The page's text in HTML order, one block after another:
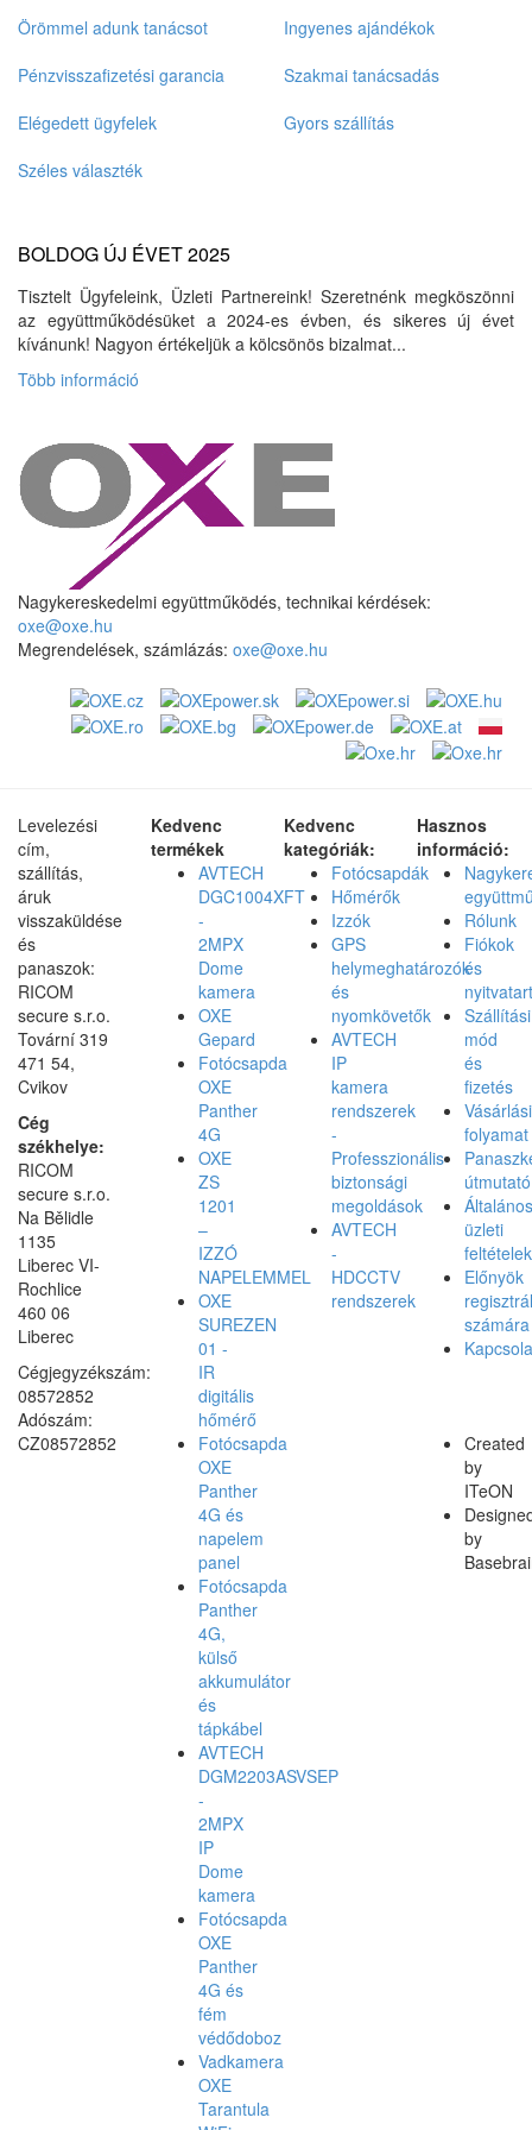
Örömmel adunk tanácsot
Ingyenes ajándékok
Pénzvisszafizetési garancia
Szakmai tanácsadás
Elégedett ügyfelek
Gyors szállítás
Széles választék
BOLDOG ÚJ ÉVET 2025
Tisztelt Ügyfeleink, Üzleti Partnereink! Szeretnénk megköszönni
az együttműködésüket a 2024-es évben, és sikeres új évet
kívánunk! Nagyon értékeljük a kölcsönös bizalmat...
Több információ
Nagykereskedelmi együttműködés, technikai kérdések:
oxe@oxe.hu
Megrendelések, számlázás: oxe@oxe.hu
Levelezési
cím,
szállítás,
áruk
visszaküldése
és
panaszok:
RICOM
secure s.r.o.
Tovární 319
471 54,
Cvikov
Cég
székhelye:
RICOM
secure s.r.o.
Na Bělidle
1135
Liberec VI-
Rochlice
460 06
Liberec
Cégjegyzékszám:
08572852
Adószám:
CZ08572852
Kedvenc
termékek
AVTECH
DGC1004XFT
-
2MPX
Dome
kamera
OXE
Gepard
Fotócsapda
OXE
Panther
4G
OXE
ZS
1201
–
IZZÓ
NAPELEMMEL
OXE
SUREZEN
01 -
IR
digitális
hőmérő
Fotócsapda
OXE
Panther
4G és
napelem
panel
Fotócsapda
Panther
4G,
külső
akkumulátor
és
tápkábel
AVTECH
DGM2203ASVSEP
-
2MPX
IP
Dome
kamera
Fotócsapda
OXE
Panther
4G és
fém
védődoboz
Vadkamera
OXE
Tarantula
Kedvenc
kategóriák:
Fotócsapdák
Hőmérők
Izzók
GPS
helymeghatározók
és
nyomkövetők
AVTECH
IP
kamera
rendszerek
-
Professzionális
biztonsági
megoldások
AVTECH
-
HDCCTV
rendszerek
Hasznos
információ:
Rólunk
Fiókok
és
Szállítási
mód
és
fizetés
Vásárlási
folyamat
útmutató
Általános
üzleti
feltételek
Előnyök
számára
Created
by
ITeON
by